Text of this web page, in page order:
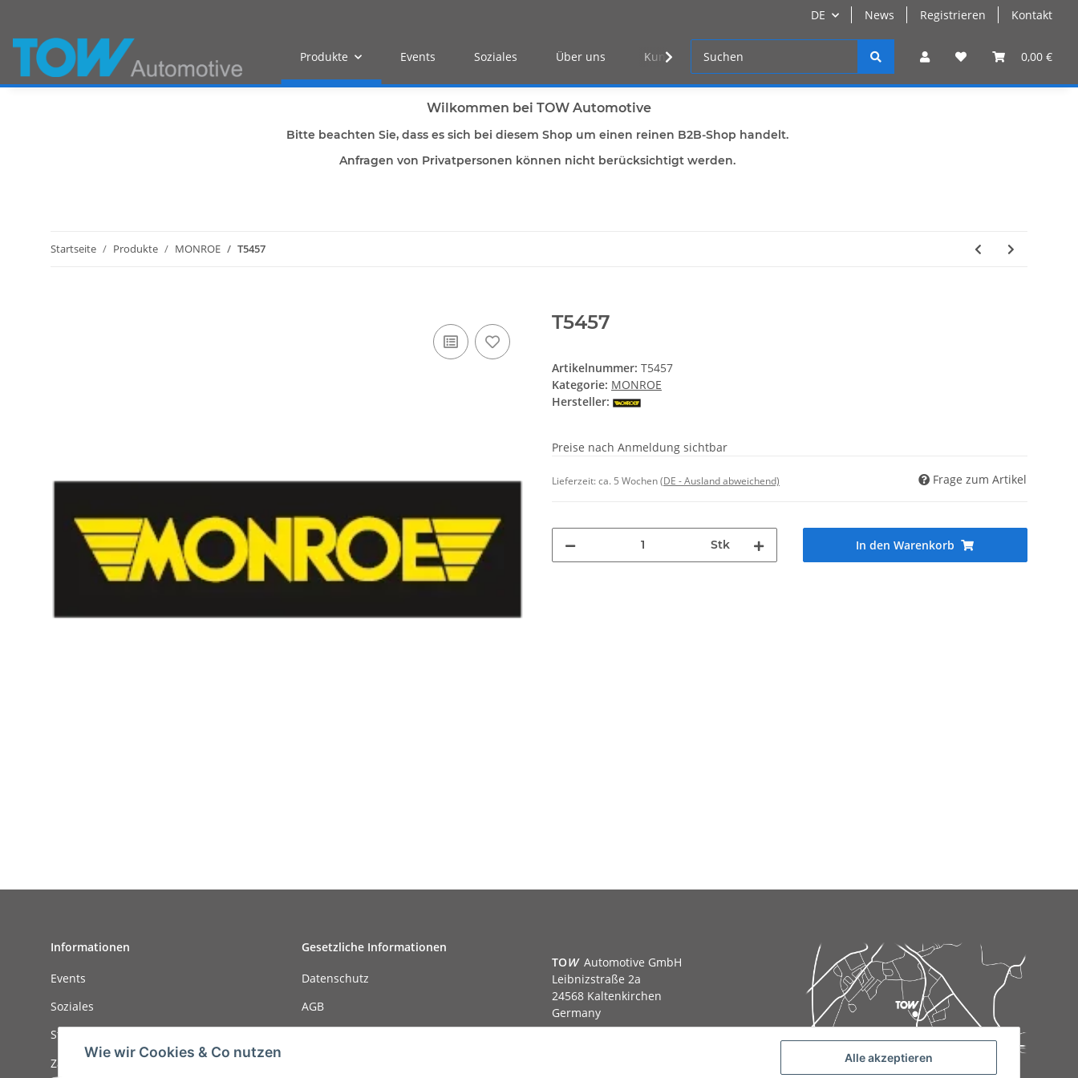
DE News Registrieren Kontakt
0,00 €
Produkte Events Soziales Über uns Kunden Log-in
Wilkommen bei TOW Automotive
Bitte beachten Sie, dass es sich bei diesem Shop um einen reinen B2B-Shop handelt.
Anfragen von Privatpersonen können nicht berücksichtigt werden.
Startseite Produkte MONROE T5457
T5457
Artikelnummer: T5457
Kategorie: MONROE
Hersteller:
Preise nach Anmeldung sichtbar
Lieferzeit:ca. 5 Wochen(DE - Ausland abweichend) Frage zum Artikel
Stk In den Warenkorb
Informationen
Events
Soziales
Stellenanzeigen
Zahlungsmöglichkeiten
Gesetzliche Informationen
Datenschutz
AGB
TOW Automotive GmbH
Leibnizstraße 2a
24568 Kaltenkirchen
Germany
Wie wir Cookies & Co nutzen Alle akzeptieren